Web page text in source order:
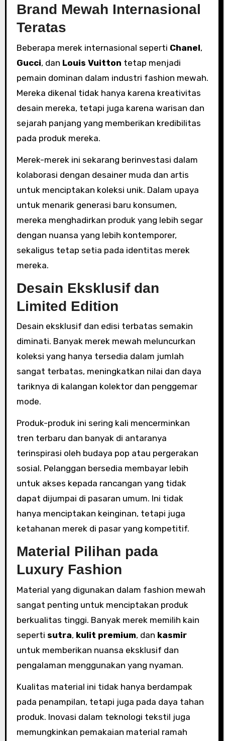
Brand Mewah Internasional
Teratas
Beberapa merek internasional seperti Chanel,
Gucci, dan Louis Vuitton tetap menjadi
pemain dominan dalam industri fashion mewah.
Mereka dikenal tidak hanya karena kreativitas
desain mereka, tetapi juga karena warisan dan
sejarah panjang yang memberikan kredibilitas
pada produk mereka.
Merek-merek ini sekarang berinvestasi dalam
kolaborasi dengan desainer muda dan artis
untuk menciptakan koleksi unik. Dalam upaya
untuk menarik generasi baru konsumen,
mereka menghadirkan produk yang lebih segar
dengan nuansa yang lebih kontemporer,
sekaligus tetap setia pada identitas merek
mereka.
Desain Eksklusif dan
Limited Edition
Desain eksklusif dan edisi terbatas semakin
diminati. Banyak merek mewah meluncurkan
koleksi yang hanya tersedia dalam jumlah
sangat terbatas, meningkatkan nilai dan daya
tariknya di kalangan kolektor dan penggemar
mode.
Produk-produk ini sering kali mencerminkan
tren terbaru dan banyak di antaranya
terinspirasi oleh budaya pop atau pergerakan
sosial. Pelanggan bersedia membayar lebih
untuk akses kepada rancangan yang tidak
dapat dijumpai di pasaran umum. Ini tidak
hanya menciptakan keinginan, tetapi juga
ketahanan merek di pasar yang kompetitif.
Material Pilihan pada
Luxury Fashion
Material yang digunakan dalam fashion mewah
sangat penting untuk menciptakan produk
berkualitas tinggi. Banyak merek memilih kain
seperti sutra, kulit premium, dan kasmir
untuk memberikan nuansa eksklusif dan
pengalaman menggunakan yang nyaman.
Kualitas material ini tidak hanya berdampak
pada penampilan, tetapi juga pada daya tahan
produk. Inovasi dalam teknologi tekstil juga
memungkinkan pemakaian material ramah